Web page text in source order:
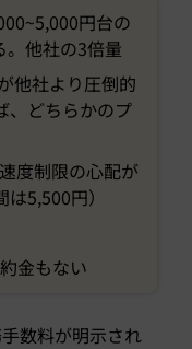
円台の
。他社の3倍量
他社より圧倒的
、どちらかのプ
度制限の心配が
5,500円）
金もない
数料が明示され